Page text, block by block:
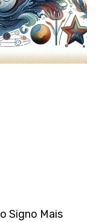
Signo Mais